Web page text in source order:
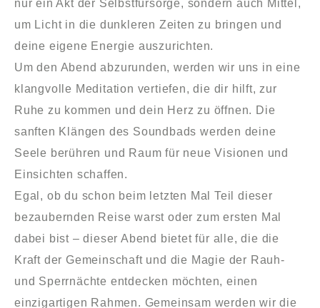
nur ein Akt der Selbstfürsorge, sondern auch Mittel,
um Licht in die dunkleren Zeiten zu bringen und
deine eigene Energie auszurichten.
Um den Abend abzurunden, werden wir uns in eine
klangvolle Meditation vertiefen, die dir hilft, zur
Ruhe zu kommen und dein Herz zu öffnen. Die
sanften Klängen des Soundbads werden deine
Seele berühren und Raum für neue Visionen und
Einsichten schaffen.
Egal, ob du schon beim letzten Mal Teil dieser
bezaubernden Reise warst oder zum ersten Mal
dabei bist – dieser Abend bietet für alle, die die
Kraft der Gemeinschaft und die Magie der Rauh-
und Sperrnächte entdecken möchten, einen
einzigartigen Rahmen. Gemeinsam werden wir die